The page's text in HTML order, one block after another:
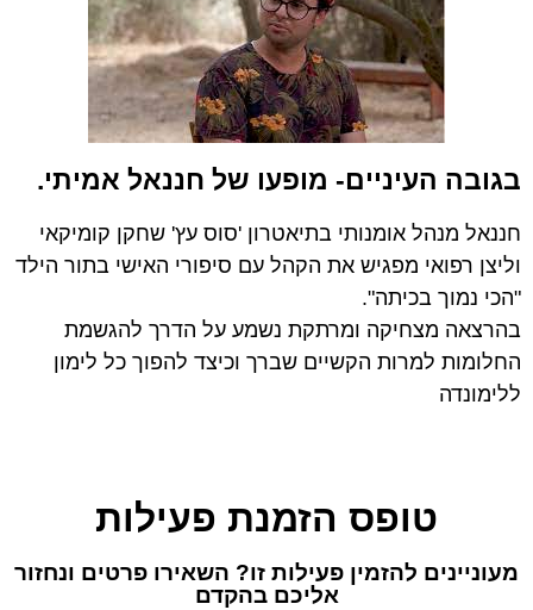
בגובה העיניים- מופעו של חננאל אמיתי.
חננאל מנהל אומנותי בתיאטרון 'סוס עץ' שחקן קומיקאי
וליצן רפואי מפגיש את הקהל עם סיפורי האישי בתור הילד
"הכי נמוך בכיתה".
בהרצאה מצחיקה ומרתקת נשמע על הדרך להגשמת
החלומות למרות הקשיים שברך וכיצד להפוך כל לימון
ללימונדה
טופס הזמנת פעילות
מעוניינים להזמין פעילות זו? השאירו פרטים ונחזור
אליכם בהקדם